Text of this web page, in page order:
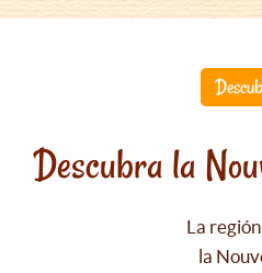
Descubra la
La
la